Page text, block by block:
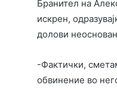
Бранител на
искрен,
долови
-Фактички,
обвинение во